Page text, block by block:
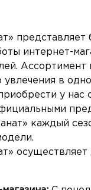
представляет
интернет-
Ассортимент
в
у нас
каждый